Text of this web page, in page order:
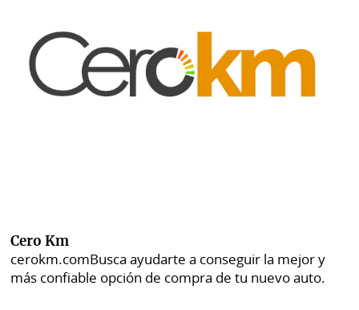
Cero Km
cerokm.comBusca ayudarte a conseguir la mejor y
más confiable opción de compra de tu nuevo auto.